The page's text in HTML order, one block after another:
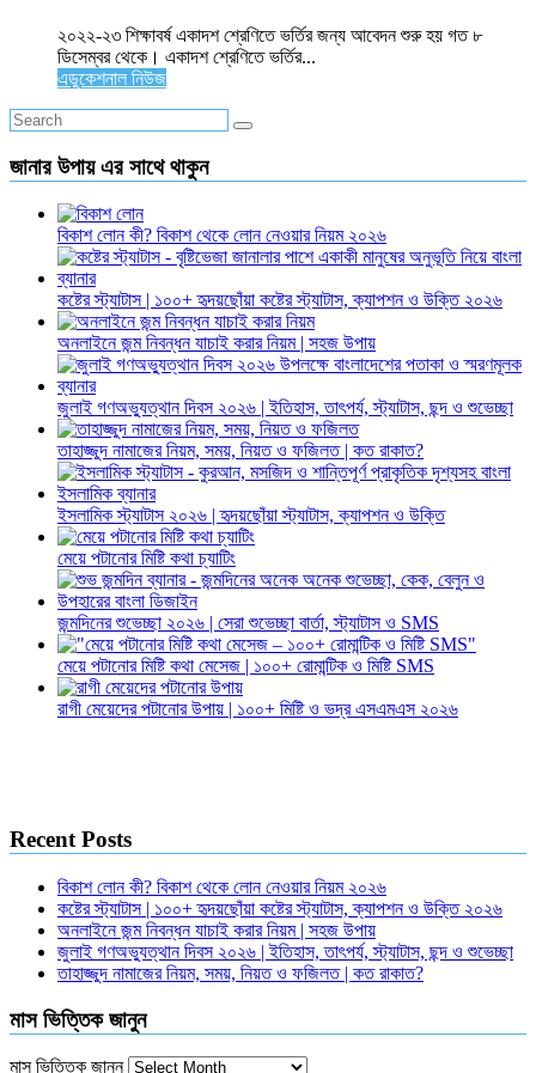
২০২২-২৩ শিক্ষাবর্ষ একাদশ শ্রেণিতে ভর্তির জন্য আবেদন শুরু হয় গত ৮
ডিসেম্বর থেকে। একাদশ শ্রেণিতে ভর্তির...
এডুকেশনাল নিউজ
জানার উপায় এর সাথে থাকুন
বিকাশ লোন কী? বিকাশ থেকে লোন নেওয়ার নিয়ম ২০২৬
কষ্টের স্ট্যাটাস | ১০০+ হৃদয়ছোঁয়া কষ্টের স্ট্যাটাস, ক্যাপশন ও উক্তি ২০২৬
অনলাইনে জন্ম নিবন্ধন যাচাই করার নিয়ম | সহজ উপায়
জুলাই গণঅভ্যুত্থান দিবস ২০২৬ | ইতিহাস, তাৎপর্য, স্ট্যাটাস, ছন্দ ও শুভেচ্ছা
তাহাজ্জুদ নামাজের নিয়ম, সময়, নিয়ত ও ফজিলত | কত রাকাত?
ইসলামিক স্ট্যাটাস ২০২৬ | হৃদয়ছোঁয়া স্ট্যাটাস, ক্যাপশন ও উক্তি
মেয়ে পটানোর মিষ্টি কথা চ্যাটিং
জন্মদিনের শুভেচ্ছা ২০২৬ | সেরা শুভেচ্ছা বার্তা, স্ট্যাটাস ও SMS
মেয়ে পটানোর মিষ্টি কথা মেসেজ | ১০০+ রোমান্টিক ও মিষ্টি SMS
রাগী মেয়েদের পটানোর উপায় | ১০০+ মিষ্টি ও ভদ্র এসএমএস ২০২৬
Recent Posts
বিকাশ লোন কী? বিকাশ থেকে লোন নেওয়ার নিয়ম ২০২৬
কষ্টের স্ট্যাটাস | ১০০+ হৃদয়ছোঁয়া কষ্টের স্ট্যাটাস, ক্যাপশন ও উক্তি ২০২৬
অনলাইনে জন্ম নিবন্ধন যাচাই করার নিয়ম | সহজ উপায়
জুলাই গণঅভ্যুত্থান দিবস ২০২৬ | ইতিহাস, তাৎপর্য, স্ট্যাটাস, ছন্দ ও শুভেচ্ছা
তাহাজ্জুদ নামাজের নিয়ম, সময়, নিয়ত ও ফজিলত | কত রাকাত?
মাস ভিত্তিক জানুন
মাস ভিত্তিক জানুন